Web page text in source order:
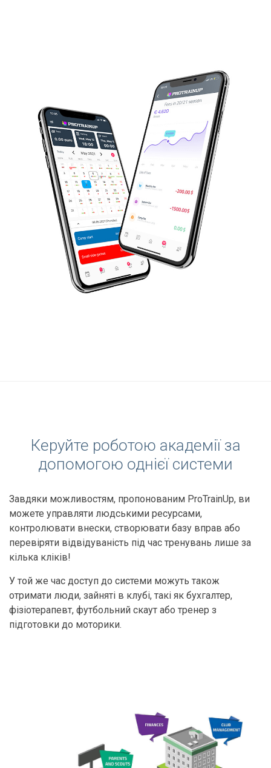
Керуйте роботою академії за
допомогою однієї системи
Завдяки можливостям, пропонованим ProTrainUp, ви
можете управляти людськими ресурсами,
контролювати внески, створювати базу вправ або
перевіряти відвідуваність під час тренувань лише за
кілька кліків!
У той же час доступ до системи можуть також
отримати люди, зайняті в клубі, такі як бухгалтер,
фізіотерапевт, футбольний скаут або тренер з
підготовки до моторики.